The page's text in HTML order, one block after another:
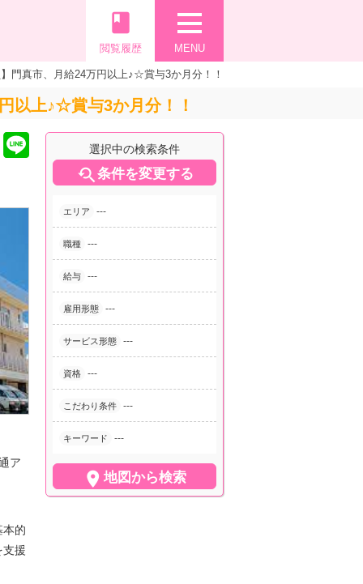
MENU
book
閲覧履歴
門真市、月給24万円以上♪☆賞与3か月分！！
以上♪☆賞与3か月分！！
選択中の検索条件
条件を変更する
エリア ---
職種 ---
給与 ---
雇用形態 ---
サービス形態 ---
資格 ---
こだわり条件 ---
キーワード ---
 地図から検索
ア
本的
支援